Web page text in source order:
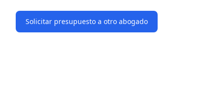
Solicitar presupuesto a otro abogado